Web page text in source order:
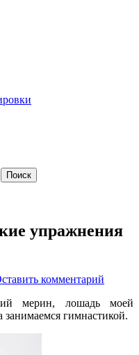
упражнения
комментарий
мерин, лошадь моей
гимнастикой.